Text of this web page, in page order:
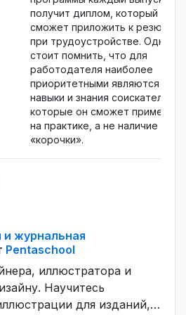
получит диплом, который
сможет приложить к резюме
при трудоустройстве. Однако
стоит помнить, что для
работодателя наиболее
приоритетными являются
навыки и знания соискателя,
которые он сможет применять
на практике, а не наличие
«корочки».
журнальная
Pentaschool
иллюстратора и
Научитесь
для изданий,